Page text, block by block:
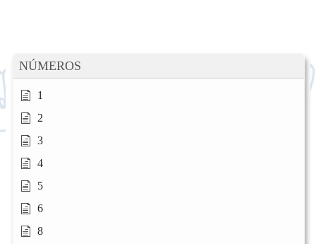
NÚMEROS
1
2
3
4
5
6
8